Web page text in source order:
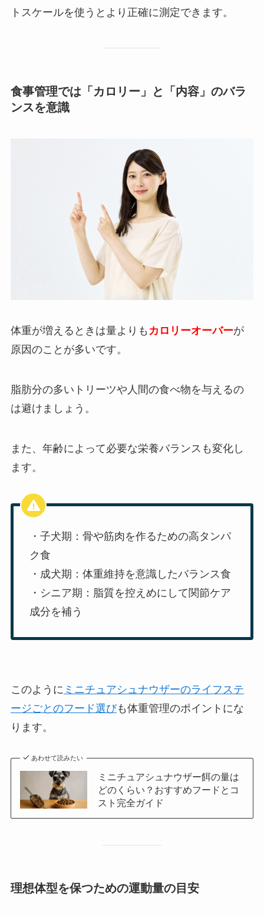
トスケールを使うとより正確に測定できます。
食事管理では「カロリー」と「内容」のバラ
ンスを意識
体重が増えるときは量よりも カロリーオーバーが
原因のことが多いです。
脂肪分の多いトリーツや人間の食べ物を与えるの
は避けましょう。
また、年齢によって必要な栄養バランスも変化し
ます。
・子犬期：骨や筋肉を作るための高タンパ
ク食
・成犬期：体重維持を意識したバランス食
・シニア期：脂質を控えめにして関節ケア
成分を補う
このように ミニチュアシュナウザーのライフステ
ージごとのフード選びも体重管理のポイントにな
ります。
あわせて読みたい
ミニチュアシュナウザー餌の量は
どのくらい？おすすめフードとコ
スト完全ガイド
理想体型を保つための運動量の目安